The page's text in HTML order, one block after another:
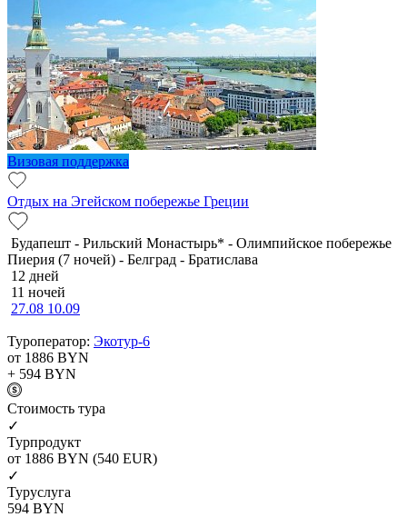
Визовая поддержка
Отдых на Эгейском побережье Греции
Будапешт - Рильский Монастырь* - Олимпийское побережье
Пиерия (7 ночей) - Белград - Братислава
12 дней
11 ночей
27.08 10.09
Туроператор: Экотур-6
от 1886 BYN
+ 594 BYN
Cтоимость тура
✓
Турпродукт
от 1886 BYN (540 EUR)
✓
Туруслуга
594 BYN